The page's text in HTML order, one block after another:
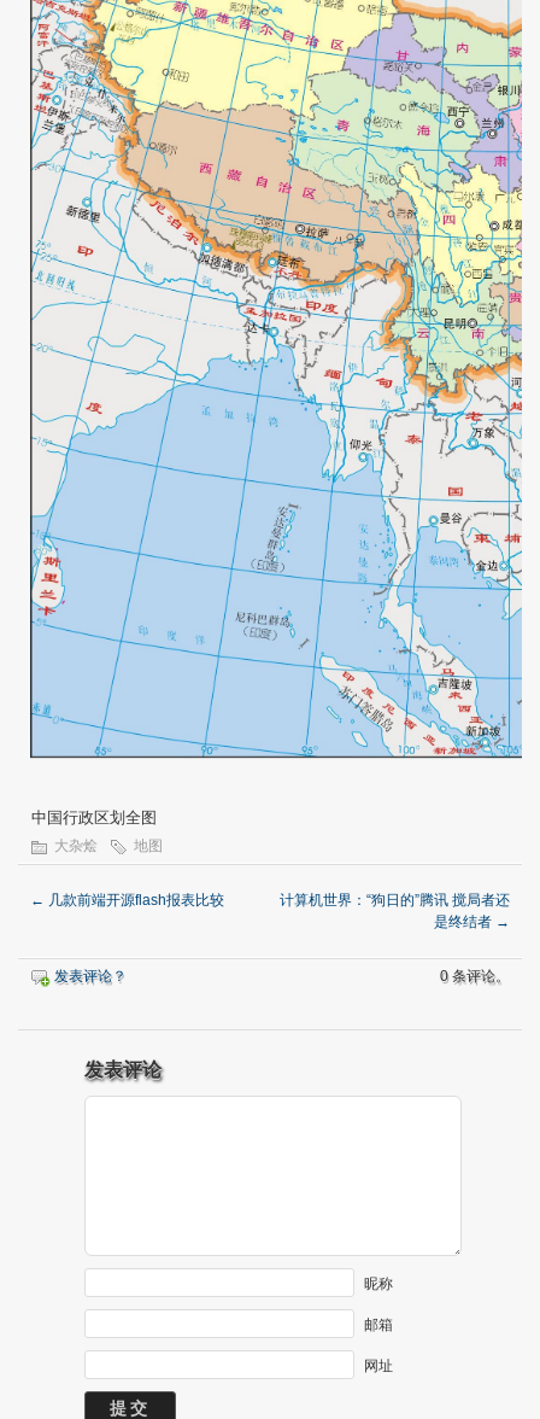
中国行政区划全图
大杂烩 地图
← 几款前端开源flash报表比较
计算机世界：“狗日的”腾讯 搅局者还
是终结者 →
发表评论？ 0 条评论。
发表评论
昵称
邮箱
网址